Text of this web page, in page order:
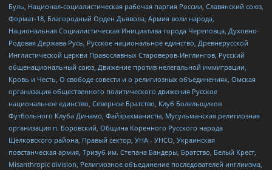
Буль, Национал-социалистическая рабочая партия России, Славянский союз,
Формат-18, Благородный Орден Дьявола, Армия воли народа,
Национальная Социалистическая Инициатива города Череповца, Духовно-
Родовая Держава Русь, Русское национальное единство, Древнерусской
Инглистической церкви Православных Староверов-Инглингов, Русский
общенациональный союз, Движение против нелегальной иммиграции,
Кровь и Честь, О свободе совести и о религиозных объединениях, Омская
организация общественного политического движения Русское
национальное единство, Северное Братство, Клуб Болельщиков
Футбольного Клуба Динамо, Файзрахманисты, Мусульманская религиозная
организация п. Боровский, Община Коренного Русского народа
Щелковского района, Правый сектор, УНА - УНСО, Украинская
повстанческая армия, Тризуб им. Степана Бандеры, Братство, Белый Крест,
Misanthropic division, Религиозное объединение последователей инглиизма,